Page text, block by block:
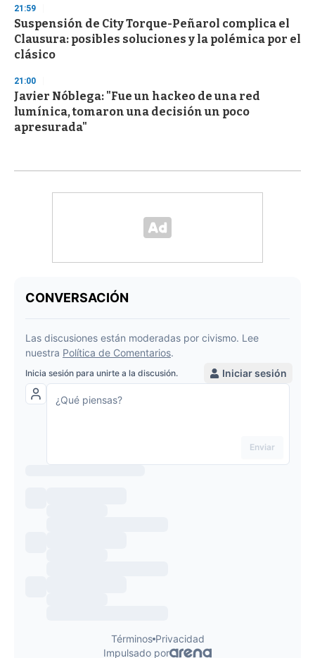
21:59
Suspensión de City Torque-Peñarol complica el
Clausura: posibles soluciones y la polémica por el
clásico
21:00
Javier Nóblega: "Fue un hackeo de una red
lumínica, tomaron una decisión un poco
apresurada"